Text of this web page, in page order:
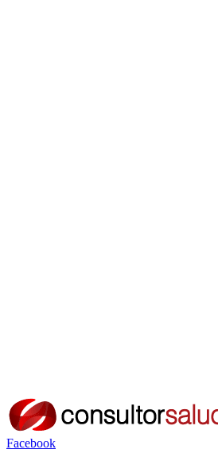
Facebook